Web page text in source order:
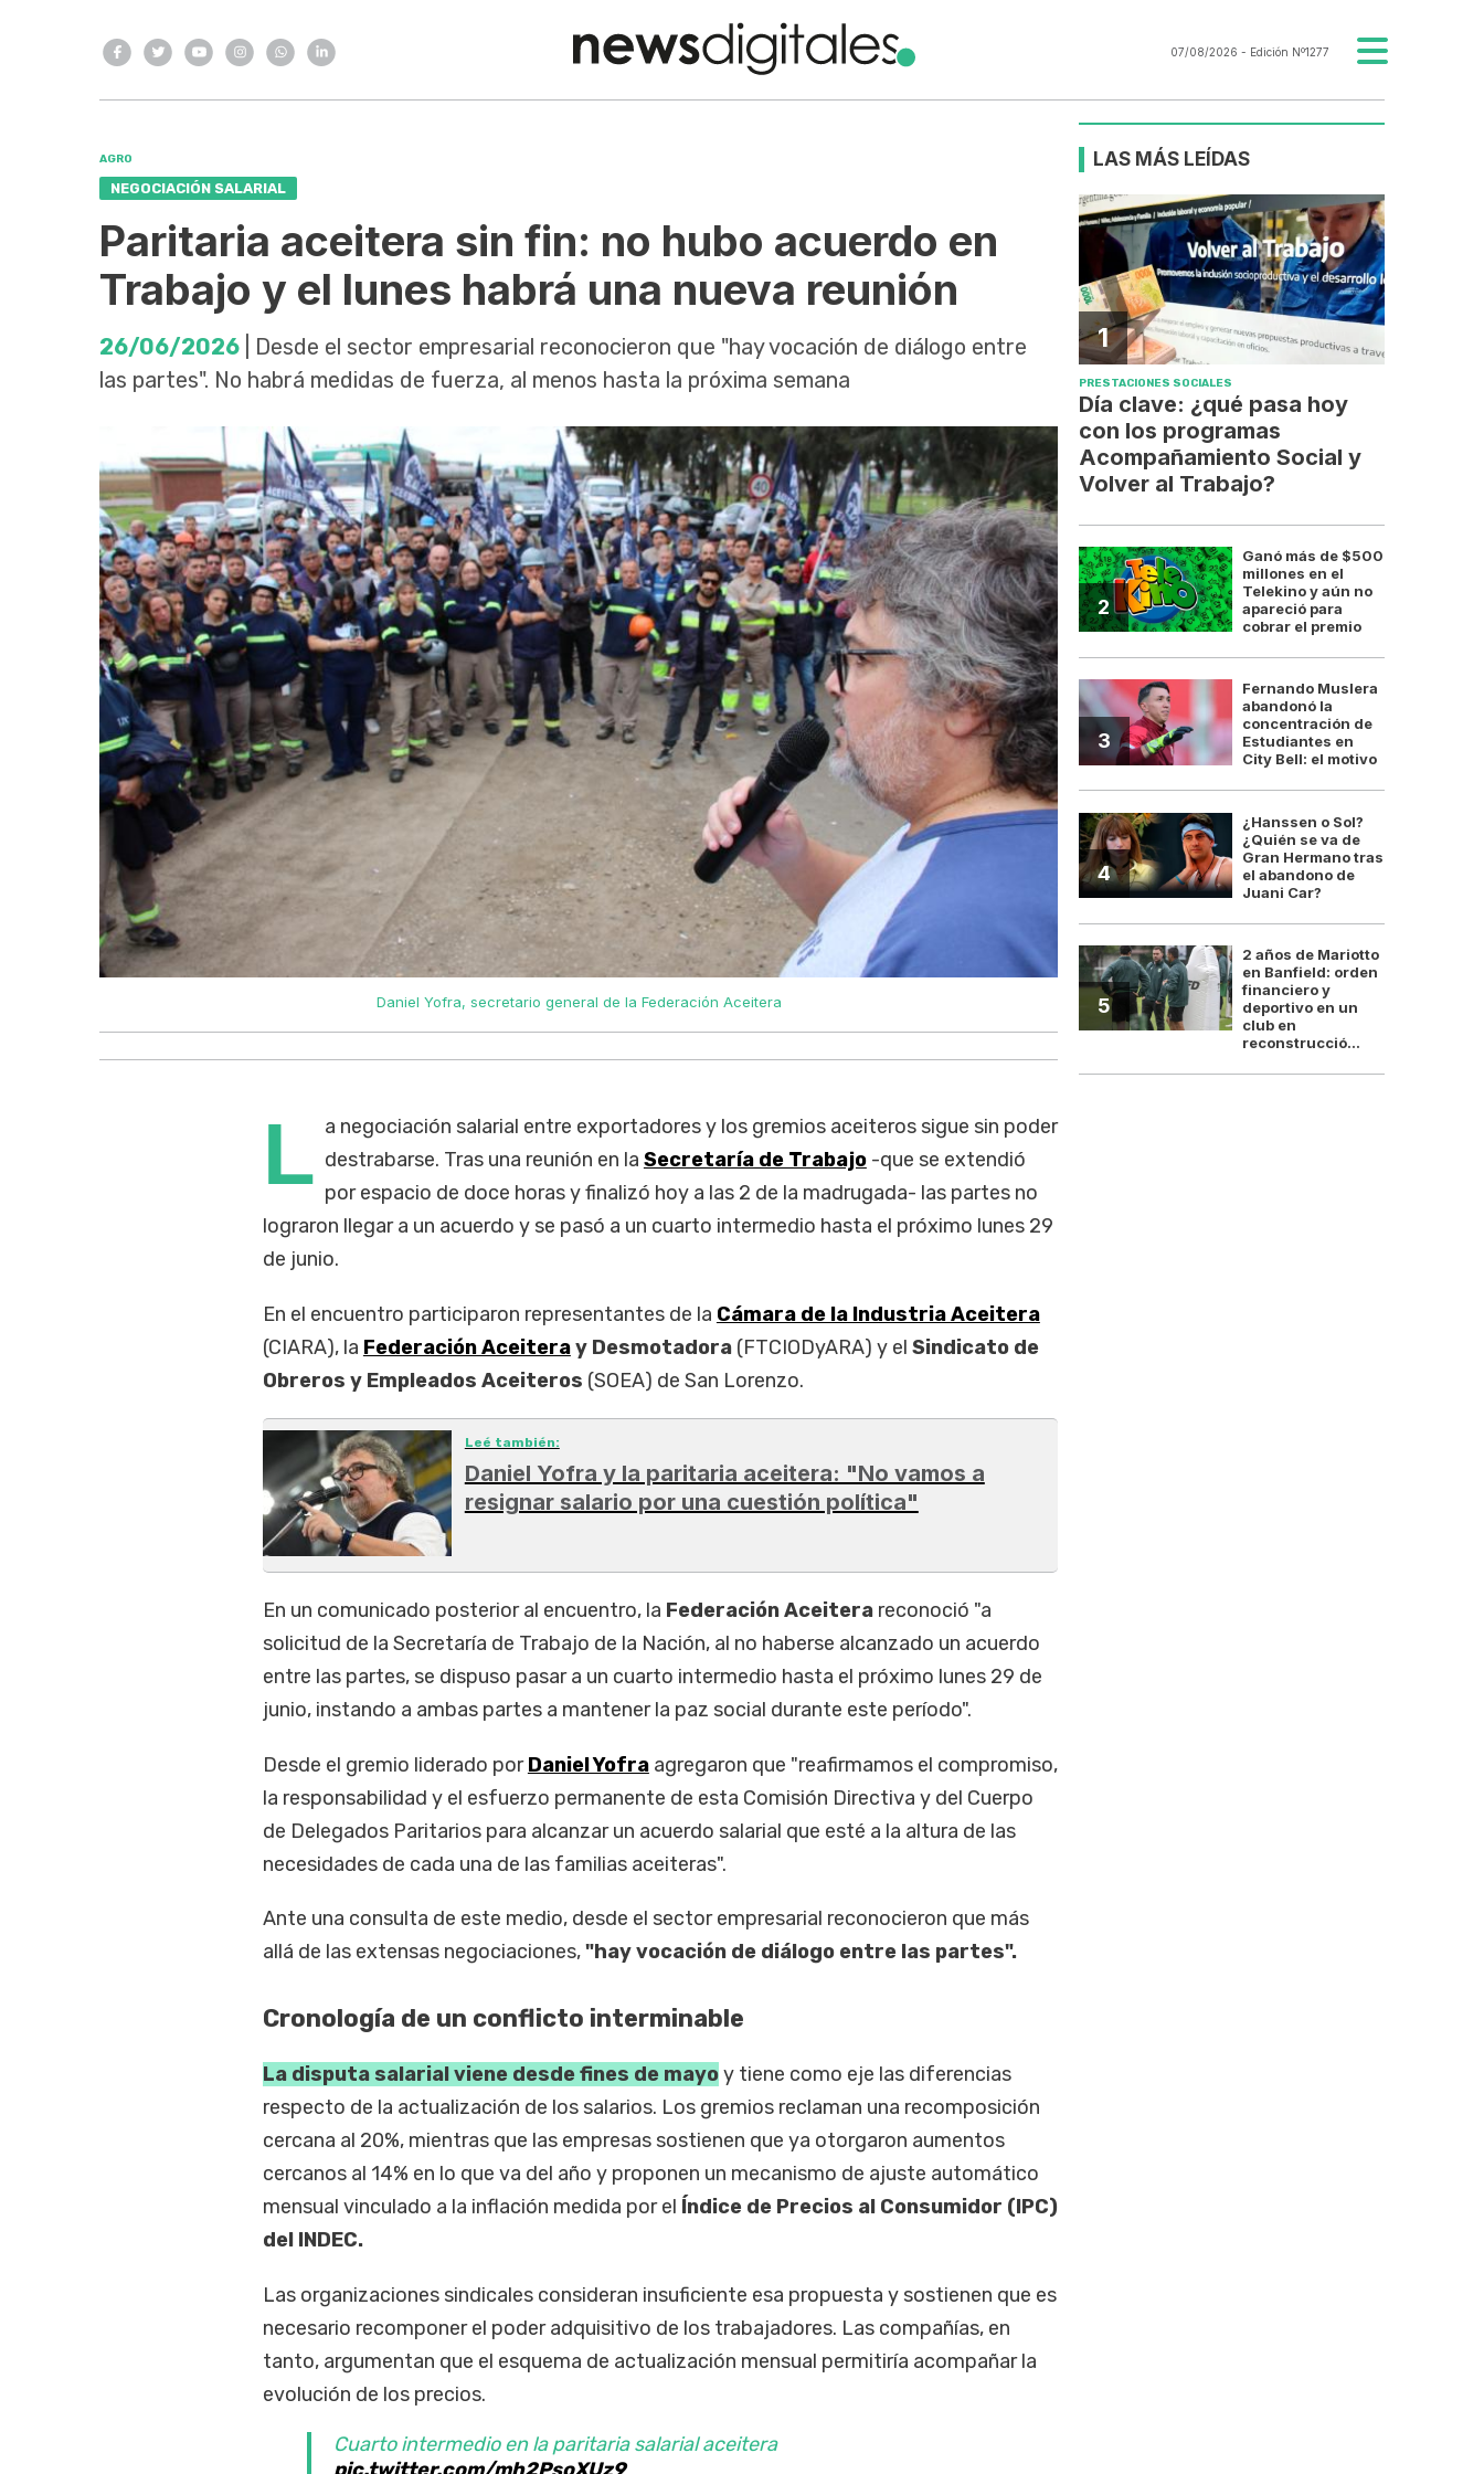
07/08/2026 - Edición Nº1277
AGRO
NEGOCIACIÓN SALARIAL
Paritaria aceitera sin fin: no hubo acuerdo en
Trabajo y el lunes habrá una nueva reunión
26/06/2026 | Desde el sector empresarial reconocieron que "hay vocación de diálogo entre
las partes". No habrá medidas de fuerza, al menos hasta la próxima semana
Daniel Yofra, secretario general de la Federación Aceitera Daniel Yofra,
L a negociación salarial entre exportadores y los gremios aceiteros sigue sin poder
destrabarse. Tras una reunión en la Secretaría de Trabajo-que se extendió
por espacio de doce horas y finalizó hoy a las 2 de la madrugada- las partes no
lograron llegar a un acuerdo y se pasó a un cuarto intermedio hasta el próximo lunes 29
de junio.
En el encuentro participaron representantes de la Cámara de la Industria Aceitera
(CIARA), la Federación Aceiteray Desmotadora(FTCIODyARA) y el Sindicato de
Obreros y Empleados Aceiteros (SOEA) de San Lorenzo.
Leé también:
Daniel Yofra y la paritaria aceitera: "No vamos a
resignar salario por una cuestión política"
En un comunicado posterior al encuentro, la Federación Aceitera reconoció "a
solicitud de la Secretaría de Trabajo de la Nación, al no haberse alcanzado un acuerdo
entre las partes, se dispuso pasar a un cuarto intermedio hasta el próximo lunes 29 de
junio, instando a ambas partes a mantener la paz social durante este período".
Desde el gremio liderado porDaniel Yofraagregaron que "reafirmamos el compromiso,
la responsabilidad y el esfuerzo permanente de esta Comisión Directiva y del Cuerpo
de Delegados Paritarios para alcanzar un acuerdo salarial que esté a la altura de las
necesidades de cada una de las familias aceiteras".
Ante una consulta de este medio, desde el sector empresarial reconocieron que más
allá de las extensas negociaciones,"hay vocación de diálogo entre las partes".
Cronología de un conflicto interminable
La disputa salarial viene desde fines de mayoy tiene como eje las diferencias
respecto de la actualización de los salarios. Los gremios reclaman una recomposición
cercana al 20%, mientras que las empresas sostienen que ya otorgaron aumentos
cercanos al 14% en lo que va del año y proponen un mecanismo de ajuste automático
mensual vinculado a la inflación medida por el Índice de Precios al Consumidor (IPC)
del INDEC.
Las organizaciones sindicales consideran insuficiente esa propuesta y sostienen que es
necesario recomponer el poder adquisitivo de los trabajadores. Las compañías, en
tanto, argumentan que el esquema de actualización mensual permitiría acompañar la
evolución de los precios.
Cuarto intermedio en la paritaria salarial aceitera
LAS MÁS LEÍDAS
1
PRESTACIONES SOCIALES
Día clave: ¿qué pasa hoy
con los programas
Acompañamiento Social y
Volver al Trabajo?
2
Ganó más de $500
millones en el
Telekino y aún no
apareció para
cobrar el premio
3
Fernando Muslera
abandonó la
concentración de
Estudiantes en
City Bell: el motivo
4
¿Hanssen o Sol?
¿Quién se va de
Gran Hermano tras
el abandono de
Juani Car?
5
2 años de Mariotto
en Banfield: orden
financiero y
deportivo en un
club en
reconstrucció...